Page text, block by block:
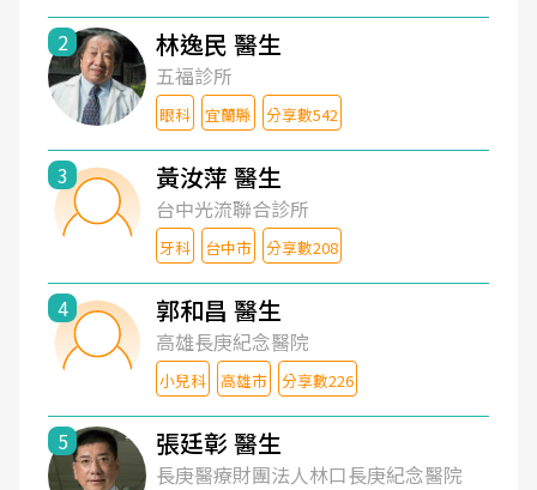
2 林逸民 醫生
五福診所
眼科 宜蘭縣 分享數542
3 黃汝萍 醫生
台中光流聯合診所
牙科 台中市 分享數208
4 郭和昌 醫生
高雄長庚紀念醫院
小兒科 高雄市 分享數226
5 張廷彰 醫生
長庚醫療財團法人林口長庚紀念醫院